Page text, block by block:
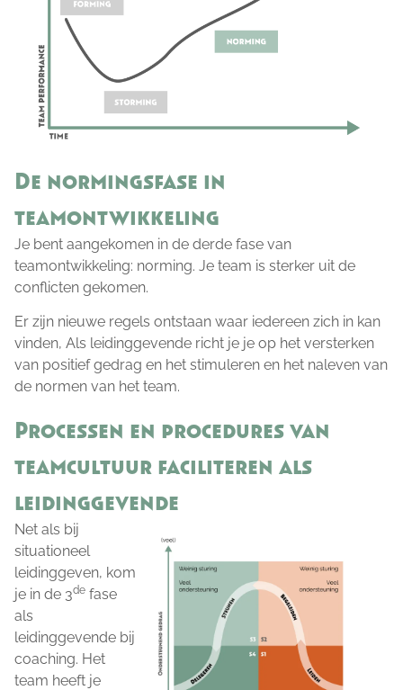
De normingsfase in
teamontwikkeling
Je bent aangekomen in de derde fase van
teamontwikkeling: norming. Je team is sterker uit de
conflicten gekomen.
Er zijn nieuwe regels ontstaan waar iedereen zich in kan
vinden, Als leidinggevende richt je je op het versterken
van positief gedrag en het stimuleren en het naleven van
de normen van het team.
Processen en procedures van
teamcultuur faciliteren als
leidinggevende
Net als bij
situationeel
leidinggeven, kom
je in de 3de fase
als
leidinggevende bij
coaching. Het
team heeft je